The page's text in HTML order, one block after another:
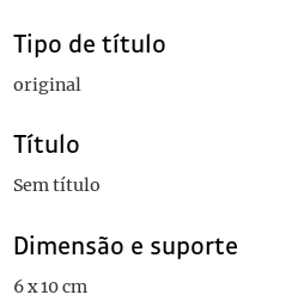
Tipo de título
original
Título
Sem título
Dimensão e suporte
6 x 10 cm